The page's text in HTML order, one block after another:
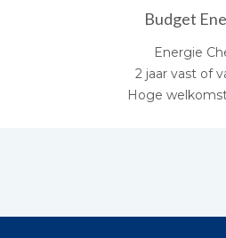
Budget
Energie
2 jaar vast of
Hoge